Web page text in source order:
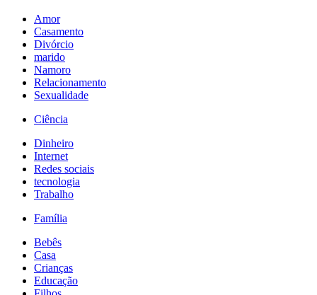
Amor
Casamento
Divórcio
marido
Namoro
Relacionamento
Sexualidade
Ciência
Dinheiro
Internet
Redes sociais
tecnologia
Trabalho
Família
Bebês
Casa
Crianças
Educação